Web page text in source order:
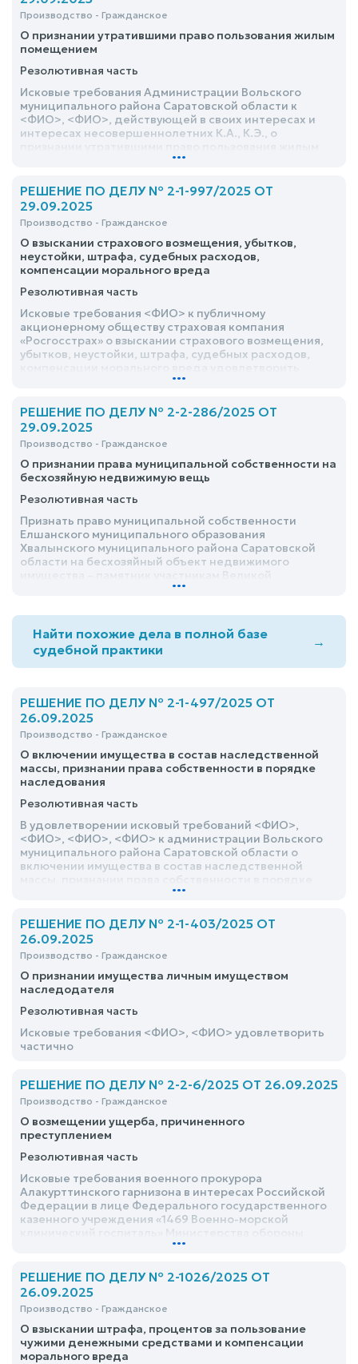
Производство - Гражданское
О признании утратившими право пользования жилым
помещением
Резолютивная часть
Исковые требования Администрации Вольского
муниципального района Саратовской области к
<ФИО>, <ФИО>, действующей в своих интересах и
интересах несовершеннолетних К.А., К.Э., о
помещением удовлетворить
...
РЕШЕНИЕ ПО ДЕЛУ № 2-1-997/2025 ОТ
29.09.2025
Производство - Гражданское
О взыскании страхового возмещения, убытков,
неустойки, штрафа, судебных расходов,
компенсации морального вреда
Резолютивная часть
Исковые требования <ФИО> к публичному
акционерному обществу страховая компания
«Росгосстрах» о взыскании страхового возмещения,
убытков, неустойки, штрафа, судебных расходов,
...
РЕШЕНИЕ ПО ДЕЛУ № 2-2-286/2025 ОТ
29.09.2025
Производство - Гражданское
О признании права муниципальной собственности на
бесхозяйную недвижимую вещь
Резолютивная часть
Признать право муниципальной собственности
Елшанского муниципального образования
Хвалынского муниципального района Саратовской
области на бесхозяйный объект недвижимого
Отечественной войны, 1969 года постройки,
по адресу: <адрес>
...
Найти похожие дела в полной базе
судебной практики
→
РЕШЕНИЕ ПО ДЕЛУ № 2-1-497/2025 ОТ
26.09.2025
Производство - Гражданское
О включении имущества в состав наследственной
массы, признании права собственности в порядке
наследования
Резолютивная часть
В удовлетворении исковый требований <ФИО>,
<ФИО>, <ФИО>, <ФИО> к администрации Вольского
муниципального района Саратовской области о
включении имущества в состав наследственной
...
РЕШЕНИЕ ПО ДЕЛУ № 2-1-403/2025 ОТ
26.09.2025
Производство - Гражданское
О признании имущества личным имуществом
наследодателя
Резолютивная часть
Исковые требования <ФИО>, <ФИО> удовлетворить
частично
РЕШЕНИЕ ПО ДЕЛУ № 2-2-6/2025 ОТ 26.09.2025
Производство - Гражданское
О возмещении ущерба, причиненного
преступлением
Резолютивная часть
Исковые требования военного прокурора
Алакурттинского гарнизона в интересах Российской
Федерации в лице Федерального государственного
казенного учреждения «1469 Военно-морской
Российской Федерации к <ФИО> о возмещении
...
РЕШЕНИЕ ПО ДЕЛУ № 2-1026/2025 ОТ
26.09.2025
Производство - Гражданское
О взыскании штрафа, процентов за пользование
чужими денежными средствами и компенсации
морального вреда